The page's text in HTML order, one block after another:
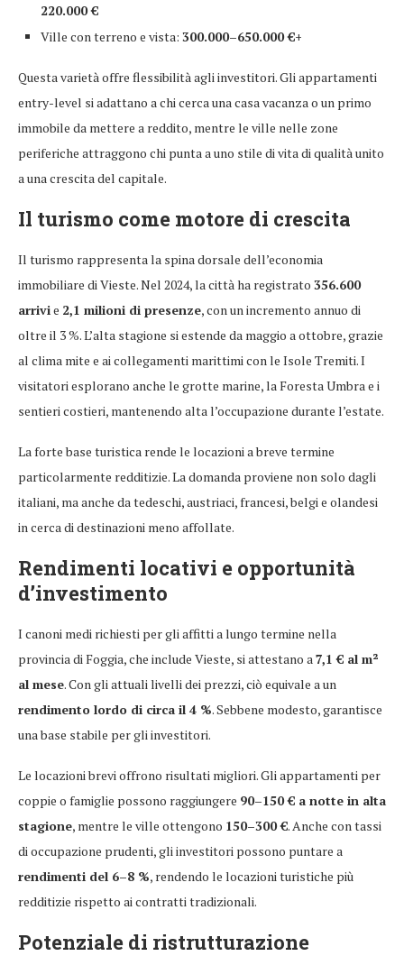
220.000 €
Ville con terreno e vista: 300.000–650.000 €+
Questa varietà offre flessibilità agli investitori. Gli appartamenti
entry-level si adattano a chi cerca una casa vacanza o un primo
immobile da mettere a reddito, mentre le ville nelle zone
periferiche attraggono chi punta a uno stile di vita di qualità unito
a una crescita del capitale.
Il turismo come motore di crescita
Il turismo rappresenta la spina dorsale dell’economia
immobiliare di Vieste. Nel 2024, la città ha registrato 356.600
arrivie 2,1 milioni di presenze, con un incremento annuo di
oltre il 3 %. L’alta stagione si estende da maggio a ottobre, grazie
al clima mite e ai collegamenti marittimi con le Isole Tremiti. I
visitatori esplorano anche le grotte marine, la Foresta Umbra e i
sentieri costieri, mantenendo alta l’occupazione durante l’estate.
La forte base turistica rende le locazioni a breve termine
particolarmente redditizie. La domanda proviene non solo dagli
italiani, ma anche da tedeschi, austriaci, francesi, belgi e olandesi
in cerca di destinazioni meno affollate.
Rendimenti locativi e opportunità
d’investimento
I canoni medi richiesti per gli affitti a lungo termine nella
provincia di Foggia, che include Vieste, si attestano a 7,1 € al m²
al mese. Con gli attuali livelli dei prezzi, ciò equivale a un
rendimento lordo di circa il 4 %. Sebbene modesto, garantisce
una base stabile per gli investitori.
Le locazioni brevi offrono risultati migliori. Gli appartamenti per
coppie o famiglie possono raggiungere 90–150 € a notte in alta
stagione, mentre le ville ottengono 150–300 €. Anche con tassi
di occupazione prudenti, gli investitori possono puntare a
rendimenti del 6–8 %, rendendo le locazioni turistiche più
redditizie rispetto ai contratti tradizionali.
Potenziale di ristrutturazione